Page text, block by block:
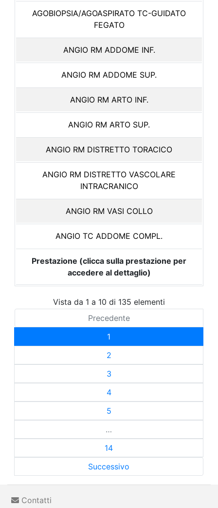
AGOBIOPSIA/AGOASPIRATO TC-GUIDATO
FEGATO
ANGIO RM ADDOME INF.
ANGIO RM ADDOME SUP.
ANGIO RM ARTO INF.
ANGIO RM ARTO SUP.
ANGIO RM DISTRETTO TORACICO
ANGIO RM DISTRETTO VASCOLARE
INTRACRANICO
ANGIO RM VASI COLLO
ANGIO TC ADDOME COMPL.
Prestazione (clicca sulla prestazione per
accedere al dettaglio)
Vista da 1 a 10 di 135 elementi
Precedente
1
2
3
4
5
…
14
Successivo
Contatti